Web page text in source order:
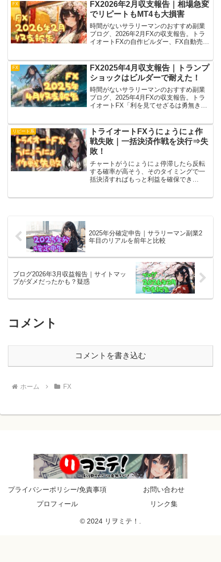
ェア「ながえもん」を動かしつつ、次回
レンジアウトに備える！
FX
FX2026年2月収支報告｜相場急変
でリピートもMT4も大損害
時間がないサラリーマンのおすすめ副業
ブログ、2026年2月FXの収支報告。トラ
イオートFXの自作ビルダー、FX自動売買
色々停止すべきかななんて戦々恐々で
す。
FX
FX2025年4月収支報告｜トランプ
ショックはビルダーで耐えた！
時間がないサラリーマンのおすすめ副業
ブログ、2025年4月FXの収支報告。トラ
イオートFX「利を見てせざるは勇無きな
ック直撃で大ダメージ。悲喜こもごもで
す。
リピート系
トライオートFXうにょうにょ作
戦失敗｜一括決済作戦を決行⇒失
敗！
チャートがうにょうにょ停滞したら反転
する確率が高そう、そのタイミングで一
括決済すればもっと利益を確保でき
2025年分確定申告｜サラリーマン副業2
年目のリアルを前年と比較
ブログ2026年3月収益報告｜サイトマッ
プがダメだったかも？疑惑
コメント
コメントを書き込む
ホーム FX
プライバシーポリシー/免責事項
お問い合わせ
プロフィール
リンク集
© 2024 リヲミテ！.